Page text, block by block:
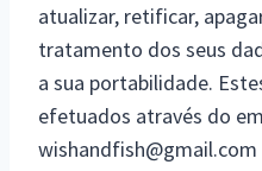
atualizar, retificar,
tratamento dos seus
a sua portabilidade.
efetuados através do
wishandfish@gmail.com